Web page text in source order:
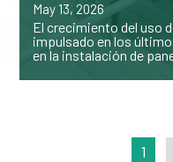
May 13, 2026
El crecimiento del uso
impulsado en los
en la instalación de
1